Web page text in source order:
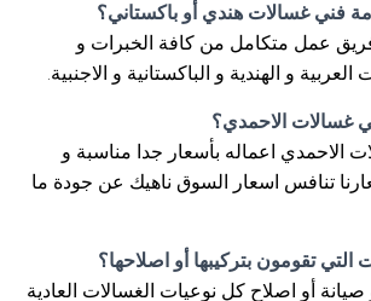
فني غسالات هندي أو باكستاني؟
عمل متكامل من كافة الخبرات و
و الهندية و الباكستانية و الاجنبية.
غسالات الاحمدي؟
الاحمدي اعماله بأسعار جدا مناسبة و
تنافس اسعار السوق ناهيك عن جودة ما
التي تقومون بتركيبها أو اصلاحها؟
أو اصلاح كل نوعيات الغسالات العادية